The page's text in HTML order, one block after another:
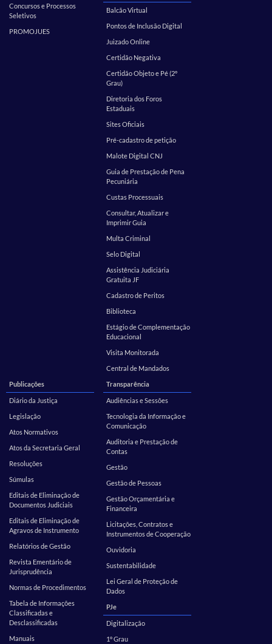
Concursos e Processos
Seletivos
PROMOJUES
Balcão Virtual
Pontos de Inclusão Digital
Juizado Online
Certidão Negativa
Certidão Objeto e Pé (2º
Grau)
Diretoria dos Foros
Estaduais
Sites Oficiais
Pré-cadastro de petição
Malote Digital CNJ
Guia de Prestação de Pena
Pecuniária
Custas Processuais
Consultar, Atualizar e
Imprimir Guia
Multa Criminal
Selo Digital
Assistência Judiciária
Gratuita JF
Cadastro de Peritos
Biblioteca
Estágio de Complementação
Educacional
Visita Monitorada
Central de Mandados
Publicações
Diário da Justiça
Legislação
Atos Normativos
Atos da Secretaria Geral
Resoluções
Súmulas
Editais de Eliminação de
Documentos Judiciais
Editais de Eliminação de
Agravos de Instrumento
Relatórios de Gestão
Revista Ementário de
Jurisprudência
Normas de Procedimentos
Tabela de Informações
Classificadas e
Desclassificadas
Manuais
Transparência
Audiências e Sessões
Tecnologia da Informação e
Comunicação
Auditoria e Prestação de
Contas
Gestão
Gestão de Pessoas
Gestão Orçamentária e
Financeira
Licitações, Contratos e
Instrumentos de Cooperação
Ouvidoria
Sustentabilidade
Lei Geral de Proteção de
Dados
PJe
Digitalização
1º Grau